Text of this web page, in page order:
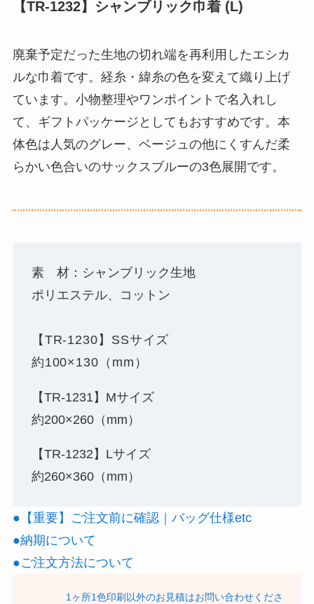
【TR-1232】シャンブリック巾着 (L)
廃棄予定だった生地の切れ端を再利用したエシカ
ルな巾着です。経糸・緯糸の色を変えて織り上げ
ています。小物整理やワンポイントで名入れし
て、ギフトパッケージとしてもおすすめです。本
体色は人気のグレー、ベージュの他にくすんだ柔
らかい色合いのサックスブルーの3色展開です。
素 材：シャンブリック生地
ポリエステル、コットン
【TR-1230】SSサイズ
約100×130（mm）
【TR-1231】Mサイズ
約200×260（mm）
【TR-1232】Lサイズ
約260×360（mm）
●【重要】ご注文前に確認｜バッグ仕様etc
●納期について
●ご注文方法について
1ヶ所1色印刷以外のお見積はお問い合わせくださ